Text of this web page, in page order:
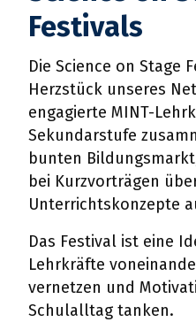
Festivals
Die Science on Stage
Herzstück unseres
engagierte MINT-
Sekundarstufe
bunten
bei Kurzvorträgen
Unterrichtskonzepte
Das Festival ist eine
Lehrkräfte
vernetzen und
Schulalltag tanken.